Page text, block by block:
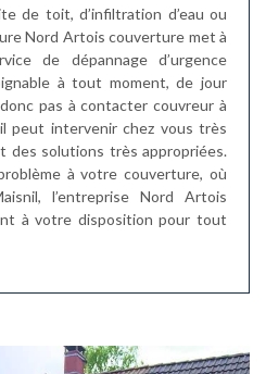
de toit, d’infiltration d’eau ou
Nord Artois couverture met à
de dépannage d’urgence
à tout moment, de jour
pas à contacter couvreur à
peut intervenir chez vous très
des solutions très appropriées.
à votre couverture, où
l’entreprise Nord Artois
à votre disposition pour tout